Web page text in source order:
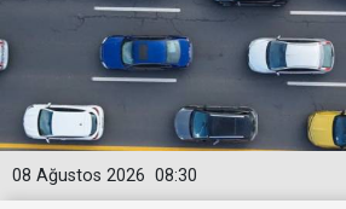
08:30
08 Ağustos 2026